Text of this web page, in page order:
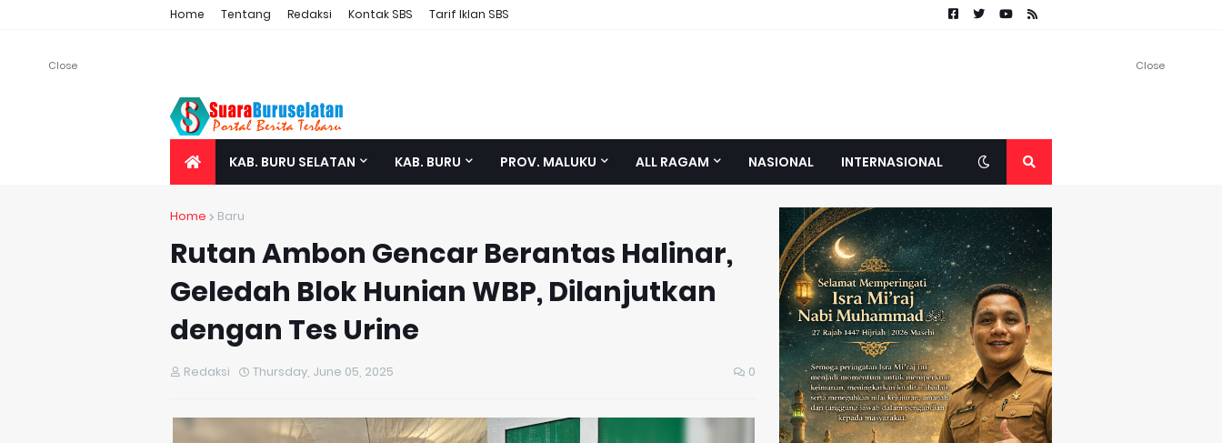
Close Close
Home Tentang Redaksi Kontak SBS Tarif Iklan SBS
KAB. BURU SELATAN KAB. BURU PROV. MALUKU ALL RAGAM NASIONAL INTERNASIONAL
Home Baru
Rutan Ambon Gencar Berantas Halinar,
Geledah Blok Hunian WBP, Dilanjutkan
dengan Tes Urine
Redaksi Thursday, June 05, 2025 0